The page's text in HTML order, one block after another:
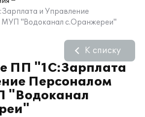
и Управление
МУП "Водоканал с.Оранжереи"
ПП "1С:Зарплата
Персоналом
"Водоканал
К списку